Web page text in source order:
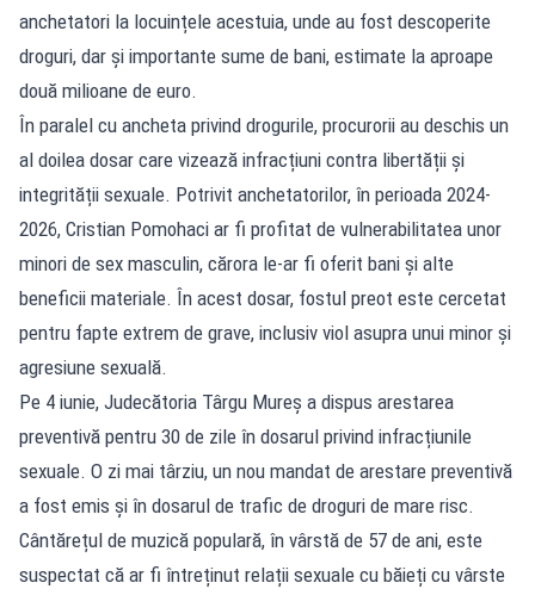
anchetatori la locuințele acestuia, unde au fost descoperite
droguri, dar și importante sume de bani, estimate la aproape
două milioane de euro.
În paralel cu ancheta privind drogurile, procurorii au deschis un
al doilea dosar care vizează infracțiuni contra libertății și
integrității sexuale. Potrivit anchetatorilor, în perioada 2024-
2026, Cristian Pomohaci ar fi profitat de vulnerabilitatea unor
minori de sex masculin, cărora le-ar fi oferit bani și alte
beneficii materiale. În acest dosar, fostul preot este cercetat
pentru fapte extrem de grave, inclusiv viol asupra unui minor și
agresiune sexuală.
Pe 4 iunie, Judecătoria Târgu Mureș a dispus arestarea
preventivă pentru 30 de zile în dosarul privind infracțiunile
sexuale. O zi mai târziu, un nou mandat de arestare preventivă
a fost emis și în dosarul de trafic de droguri de mare risc.
Cântărețul de muzică populară, în vârstă de 57 de ani, este
suspectat că ar fi întreținut relații sexuale cu băieți cu vârste